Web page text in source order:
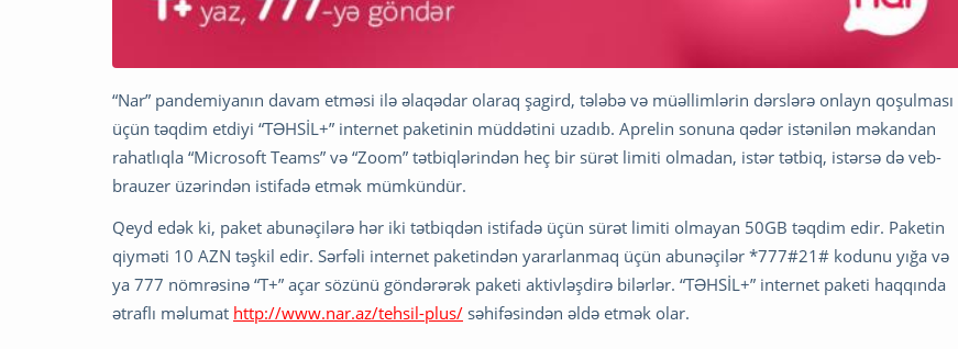
“Nar” pandemiyanın davam etməsi ilə əlaqədar olaraq şagird, tələbə və müəllimlərin dərslərə onlayn qoşulması
üçün təqdim etdiyi “TƏHSİL+” internet paketinin müddətini uzadıb. Aprelin sonuna qədər istənilən məkandan
rahatlıqla “Microsoft Teams” və “Zoom” tətbiqlərindən heç bir sürət limiti olmadan, istər tətbiq, istərsə də veb-
brauzer üzərindən istifadə etmək mümkündür.
Qeyd edək ki, paket abunəçilərə hər iki tətbiqdən istifadə üçün sürət limiti olmayan 50GB təqdim edir. Paketin
qiyməti 10 AZN təşkil edir. Sərfəli internet paketindən yararlanmaq üçün abunəçilər *777#21# kodunu yığa və
ya 777 nömrəsinə “T+” açar sözünü göndərərək paketi aktivləşdirə bilərlər. “TƏHSİL+” internet paketi haqqında
ətraflı məlumat http://www.nar.az/tehsil-plus/ səhifəsindən əldə etmək olar.